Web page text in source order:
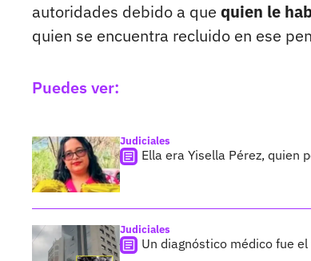
autoridades debido a que quien le
quien se encuentra recluido en ese
Puedes ver:
Judiciales
Ella era Yisella Pérez, quien
Judiciales
Un diagnóstico médico fue